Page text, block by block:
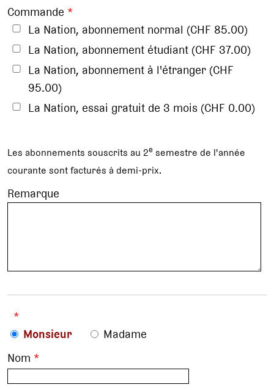
Commande *
La Nation, abonnement normal (CHF 85.00)
La Nation, abonnement étudiant (CHF 37.00)
La Nation, abonnement à l'étranger (CHF
95.00)
La Nation, essai gratuit de 3 mois (CHF 0.00)
Les abonnements souscrits au 2e semestre de l'année
courante sont facturés à demi-prix.
Remarque
*
Monsieur
Madame
Nom *